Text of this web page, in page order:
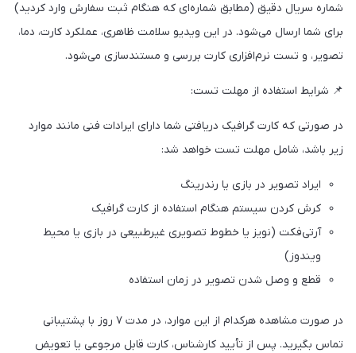
شماره سریال دقیق (مطابق شماره‌ای که هنگام ثبت سفارش وارد کردید)
برای شما ارسال می‌شود. در این ویدیو سلامت ظاهری، عملکرد کارت، دما،
تصویر، و تست نرم‌افزاری کارت بررسی و مستندسازی می‌شود.
📌 شرایط استفاده از مهلت تست:
در صورتی که کارت گرافیک دریافتی شما دارای ایرادات فنی مانند موارد
زیر باشد، شامل مهلت تست خواهد شد:
ایراد تصویر در بازی یا رندرینگ
کرش کردن سیستم هنگام استفاده از کارت گرافیک
آرتی‌فکت (نویز یا خطوط تصویری غیرطبیعی در بازی یا محیط
ویندوز)
قطع و وصل شدن تصویر در زمان استفاده
در صورت مشاهده هرکدام از این موارد، در مدت ۷ روز با پشتیبانی
تماس بگیرید. پس از تأیید کارشناس، کارت قابل مرجوعی یا تعویض